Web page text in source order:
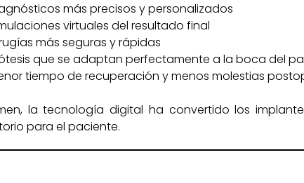
más precisos y personalizados
virtuales del resultado final
más seguras y rápidas
que se adaptan perfectamente a la boca del
tiempo de recuperación y menos molestias
la tecnología digital ha convertido los
para el paciente.